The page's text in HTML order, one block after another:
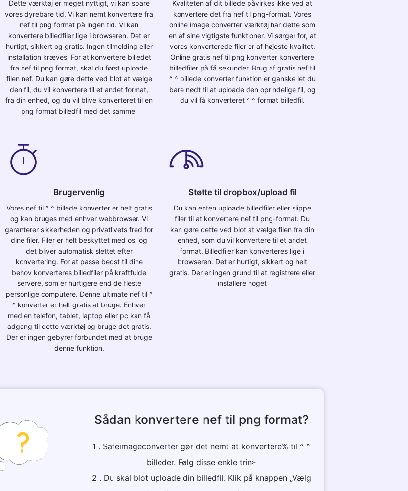
Dette værktøj er meget nyttigt, vi kan spare
vores dyrebare tid. Vi kan nemt konvertere fra
nef til png format på ingen tid. Vi kan
konvertere billedfiler lige i browseren. Det er
hurtigt, sikkert og gratis. Ingen tilmelding eller
installation kræves. For at konvertere billedet
fra nef til png format, skal du først uploade
filen nef. Du kan gøre dette ved blot at vælge
den fil, du vil konvertere til et andet format,
fra din enhed, og du vil blive konverteret til en
png format billedfil med det samme.
Kvaliteten af dit billede påvirkes ikke ved at
konvertere det fra nef til png-format. Vores
online image converter værktøj har dette som
en af sine vigtigste funktioner. Vi sørger for, at
vores konverterede filer er af højeste kvalitet.
Online gratis nef til png konverter konvertere
billedfiler på få sekunder. Brug af gratis nef til
^ ^ billede konverter funktion er ganske let du
bare nødt til at uploade den oprindelige fil, og
du vil få konverteret ^ ^ format billedfil.
Brugervenlig
Vores nef til ^ ^ billede konverter er helt gratis
og kan bruges med enhver webbrowser. Vi
garanterer sikkerheden og privatlivets fred for
dine filer. Filer er helt beskyttet med os, og
det bliver automatisk slettet efter
konvertering. For at passe bedst til dine
behov konverteres billedfiler på kraftfulde
servere, som er hurtigere end de fleste
personlige computere. Denne ultimate nef til ^
^ konverter er helt gratis at bruge. Enhver
med en telefon, tablet, laptop eller pc kan få
adgang til dette værktøj og bruge det gratis.
Der er ingen gebyrer forbundet med at bruge
denne funktion.
Støtte til dropbox/upload fil
Du kan enten uploade billedfiler eller slippe
filer til at konvertere nef til png-format. Du
kan gøre dette ved blot at vælge filen fra din
enhed, som du vil konvertere til et andet
format. Billedfiler kan konverteres lige i
browseren. Det er hurtigt, sikkert og helt
gratis. Der er ingen grund til at registrere eller
installere noget
Sådan konvertere nef til png format?
1 . Safeimageconverter gør det nemt at konvertere% til ^ ^
billeder. Følg disse enkle trin፦
2 . Du skal blot uploade din billedfil. Klik på knappen „Vælg